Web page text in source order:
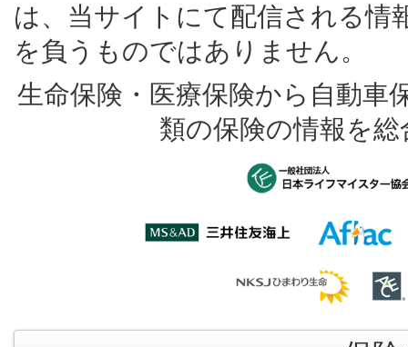
は、当サイトにて配信される情
を負うものではありません。
生命保険・医療保険から自動車
類の保険の情報を